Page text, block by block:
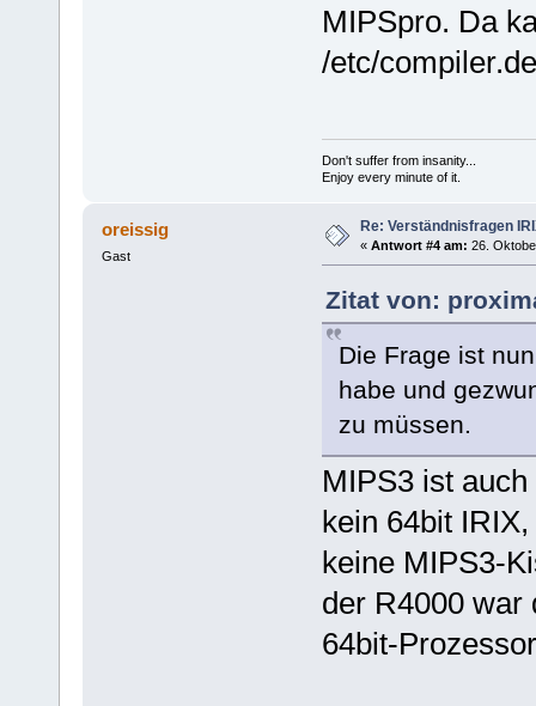
MIPSpro. Da
/etc/
Don't suffer from insanity...
Enjoy every minute of it.
oreissig
Gast
Re: Verständnisfragen
« Antwort #4 am: 26.
Zitat von:
Die Frage ist
habe und
zu müssen.
MIPS3 ist
kein 64bit
keine MIPS3-
der R4000 war
64bit-